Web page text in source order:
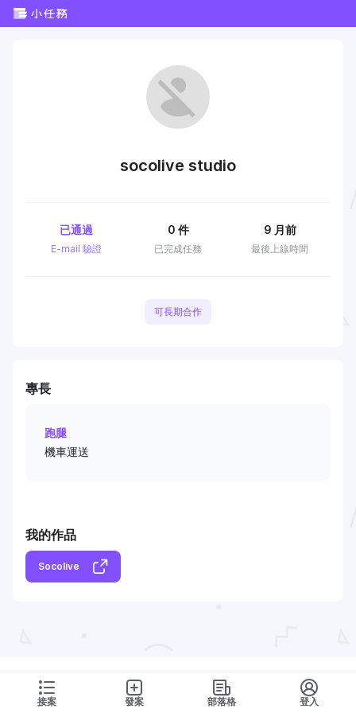
接案 發案 部落格 登入
socolive studio
E-mail 驗證
已通過
已完成任務
0 件
最後上線時間
9 月前
可長期合作
專長
跑腿
機車運送
我的作品
Socolive